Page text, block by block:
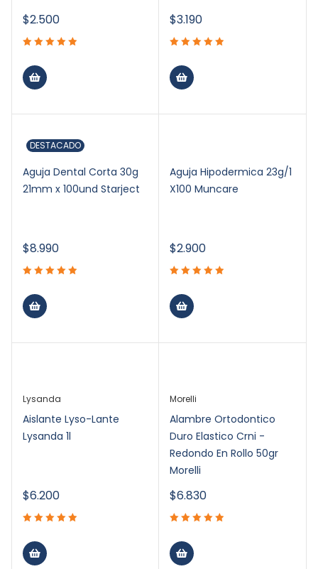
$2.500 $3.190
DESTACADO
Aguja Dental Corta 30g
21mm x 100und Starject
$8.990
Aguja Hipodermica 23g/1
X100 Muncare
$2.900
Lysanda
Aislante Lyso-Lante
Lysanda 1l
$6.200
Morelli
Alambre Ortodontico
Duro Elastico Crni -
Redondo En Rollo 50gr
Morelli
$6.830